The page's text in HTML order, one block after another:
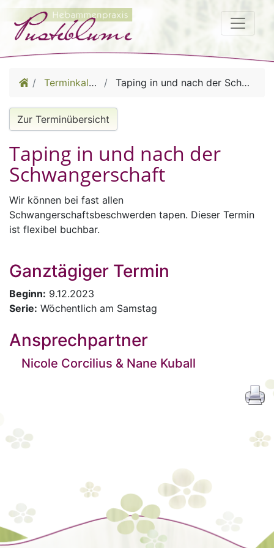
Terminkalender Taping in und nach der Schwangerschaft
Zur Terminübersicht
Taping in und nach der
Schwangerschaft
Wir können bei fast allen
Schwangerschaftsbeschwerden tapen. Dieser Termin
ist flexibel buchbar.
Ganztägiger Termin
Beginn: 9.12.2023
Serie: Wöchentlich am Samstag
Ansprechpartner
Nicole Corcilius & Nane Kuball